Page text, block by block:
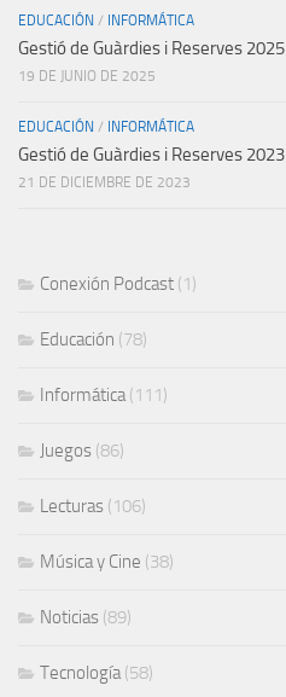
EDUCACIÓN / INFORMÁTICA
Gestió de Guàrdies i Reserves 2025
19 DE JUNIO DE 2025
EDUCACIÓN / INFORMÁTICA
Gestió de Guàrdies i Reserves 2023
21 DE DICIEMBRE DE 2023
Conexión Podcast (1)
Educación (78)
Informática(111)
Juegos (86)
Lecturas (106)
Música y Cine (38)
Noticias (89)
Tecnología(58)